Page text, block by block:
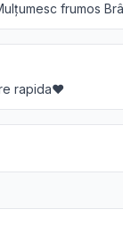
frumos
rapida❤️